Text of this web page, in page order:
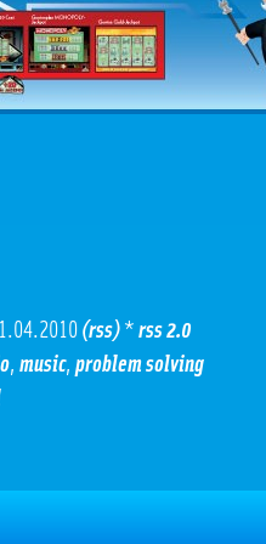
(rss) * rss 2.0
, music, problem solving